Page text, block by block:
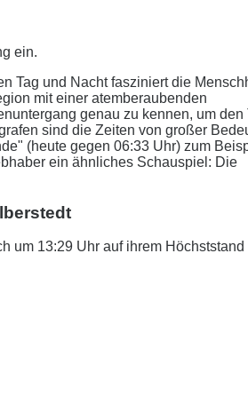
ein.
Tag und Nacht fasziniert die
mit einer atemberaubenden
genau zu kennen, um den
sind die Zeiten von großer
(heute gegen 06:33 Uhr) zum
ein ähnliches Schauspiel: Die
um 13:29 Uhr auf ihrem Höchststand